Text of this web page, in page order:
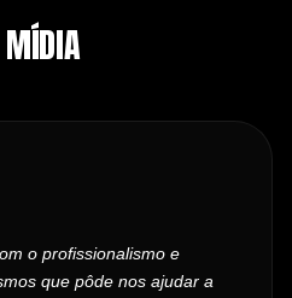
o profissionalismo e
que pôde nos ajudar a